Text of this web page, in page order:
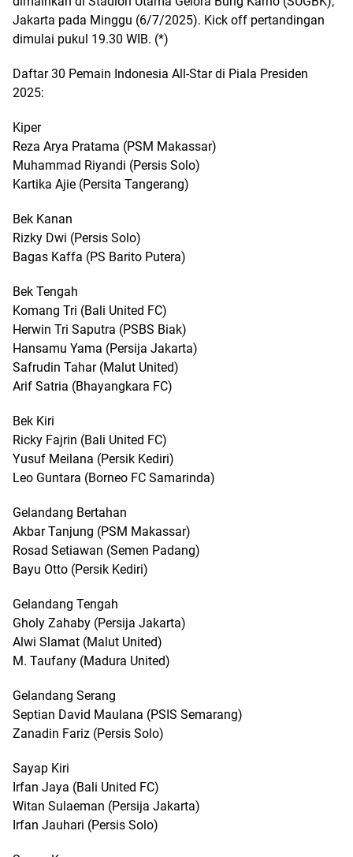
Jakarta pada Minggu (6/7/2025). Kick off pertandingan
dimulai pukul 19.30 WIB. (*)
Daftar 30 Pemain Indonesia All-Star di Piala Presiden
2025:
Kiper
Reza Arya Pratama (PSM Makassar)
Muhammad Riyandi (Persis Solo)
Kartika Ajie (Persita Tangerang)
Bek Kanan
Rizky Dwi (Persis Solo)
Bagas Kaffa (PS Barito Putera)
Bek Tengah
Komang Tri (Bali United FC)
Herwin Tri Saputra (PSBS Biak)
Hansamu Yama (Persija Jakarta)
Safrudin Tahar (Malut United)
Arif Satria (Bhayangkara FC)
Bek Kiri
Ricky Fajrin (Bali United FC)
Yusuf Meilana (Persik Kediri)
Leo Guntara (Borneo FC Samarinda)
Gelandang Bertahan
Akbar Tanjung (PSM Makassar)
Rosad Setiawan (Semen Padang)
Bayu Otto (Persik Kediri)
Gelandang Tengah
Gholy Zahaby (Persija Jakarta)
Alwi Slamat (Malut United)
M. Taufany (Madura United)
Gelandang Serang
Septian David Maulana (PSIS Semarang)
Zanadin Fariz (Persis Solo)
Sayap Kiri
Irfan Jaya (Bali United FC)
Witan Sulaeman (Persija Jakarta)
Irfan Jauhari (Persis Solo)